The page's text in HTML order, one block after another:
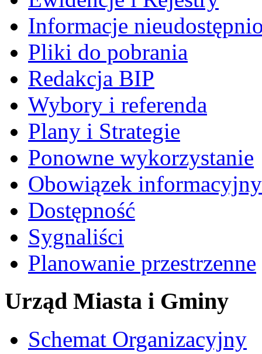
Informacje
Pliki do pobrania
Redakcja BIP
Wybory i referenda
Plany i Strategie
Ponowne wykorzystanie
Obowiązek informacyjny
Dostępność
Sygnaliści
Planowanie przestrzenne
Urząd Miasta i Gminy
Schemat Organizacyjny